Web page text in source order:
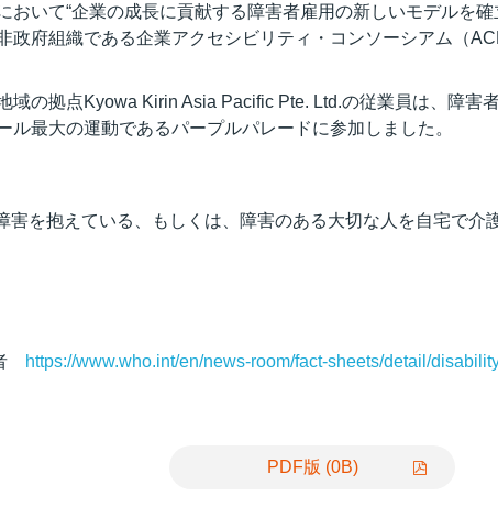
おいて“企業の成長に貢献する障害者雇用の新しいモデルを
政府組織である企業アクセシビリティ・コンソーシアム（
域の拠点Kyowa Kirin Asia Pacific Pte. Ltd.の従業員は、障害
ル最大の運動であるパープルパレードに参加しました。
害を抱えている、もしくは、障害のある大切な人を自宅で介
https://www.who.int/en/news-room/fact-sheets/detail/
PDF版 (0B)